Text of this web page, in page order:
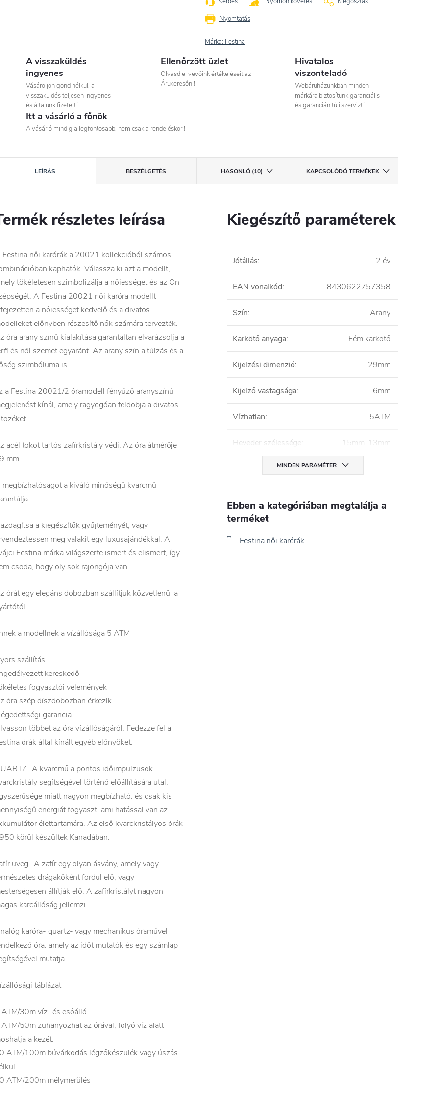
Nyomtatás
Márka: Festina
A visszaküldés
ingyenes
Vásároljon gond nélkül, a
visszaküldés teljesen ingyenes
és általunk fizetett !
Ellenőrzött üzlet
Olvasd el vevőink értékeléseit az
Árukeresőn !
Hivatalos
viszonteladó
Webáruházunkban minden
márkára biztosítunk garanciális
és garancián túli szervizt !
Itt a vásárló a főnök
A vásárló mindig a legfontosabb, nem csak a rendeléskor !
LEÍRÁS BESZÉLGETÉS HASONLÓ (10) KAPCSOLÓDÓ TERMÉKEK
részletes leírása
Festina női karórák a 20021 kollekcióból számos
kaphatók. Válassza ki azt a modellt,
tökéletesen szimbolizálja a nőiességet és az Ön
A Festina 20021 női karóra modellt
a nőiességet kedvelő és a divatos
előnyben részesítő nők számára tervezték.
óra arany színű kialakítása garantáltan elvarázsolja a
és női szemet egyaránt. Az arany szín a túlzás és a
szimbóluma is.
a Festina 20021/2 óramodell fényűző aranyszínű
kínál, amely ragyogóan feldobja a divatos
acél tokot tartós zafírkristály védi. Az óra átmérője
mm.
megbízhatóságot a kiváló minőségű kvarcmű
a kiegészítők gyűjteményét, vagy
meg valakit egy luxusajándékkal. A
Festina márka világszerte ismert és elismert, így
csoda, hogy oly sok rajongója van.
órát egy elegáns dobozban szállítjuk közvetlenül a
a modellnek a vízállósága 5 ATM
szállítás
kereskedő
fogyasztói vélemények
óra szép díszdobozban érkezik
garancia
többet az óra vízállóságáról. Fedezze fel a
órák által kínált egyéb előnyöket.
A kvarcmű a pontos időimpulzusok
segítségével történő előállítására utal.
miatt nagyon megbízható, és csak kis
energiát fogyaszt, ami hatással van az
élettartamára. Az első kvarckristályos órák
körül készültek Kanadában.
uveg- A zafír egy olyan ásvány, amely vagy
drágakőként fordul elő, vagy
állítják elő. A zafírkristályt nagyon
karcállóság jellemzi.
karóra- quartz- vagy mechanikus óraművel
óra, amely az időt mutatók és egy számlap
mutatja.
táblázat
30m víz- és esőálló
50m zuhanyozhat az órával, folyó víz alatt
a kezét.
ATM/100m búvárkodás légzőkészülék vagy úszás
ATM/200m mélymerülés
Kiegészítő paraméterek
Jótállás: 2 év
EAN vonalkód: 8430622757358
Szín: Arany
Karkötő anyaga: Fém karkötő
Kijelzési dimenzió: 29mm
Kijelző vastagsága: 6mm
Vízhatlan: 5ATM
Heveder szélessége: 15mm-13mm
MINDEN PARAMÉTER
Ebben a kategóriában megtalálja a
terméket
Festina női karórák